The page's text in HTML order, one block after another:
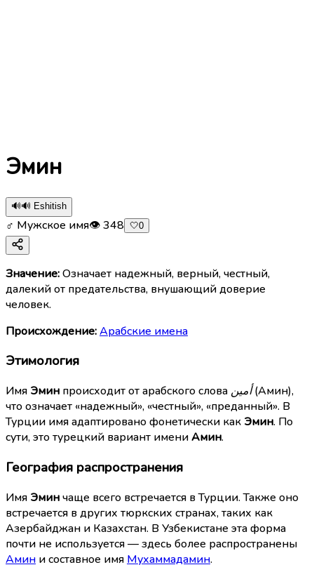
Эмин
🔊🔊 Eshitish
♂ Мужское имя👁348 🤍0
Значение:Означает надежный, верный, честный,
далекий от предательства, внушающий доверие
человек.
Происхождение:Арабские имена
Этимология
Имя Эмин происходит от арабского слова أمين(Амин),
что означает «надежный», «честный», «преданный». В
Турции имя адаптировано фонетически как Эмин. По
сути, это турецкий вариант имениАмин.
География распространения
Имя Эминчаще всего встречается в Турции. Также оно
встречается в других тюркских странах, таких как
Азербайджан и Казахстан. В Узбекистане эта форма
почти не используется — здесь более распространены
Амин и составное имя Мухаммадамин.